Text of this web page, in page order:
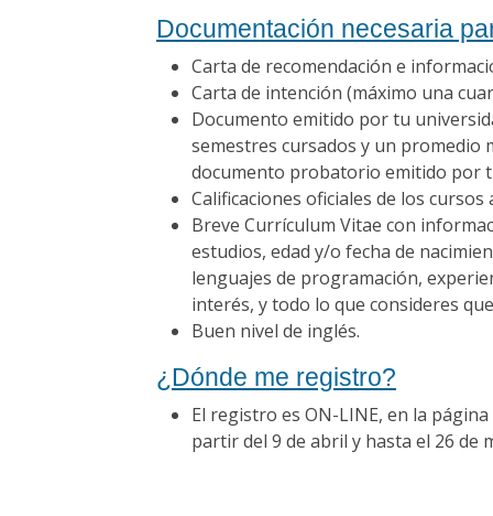
Documentación necesaria
Carta de recomendación e
Carta de intención (máximo una
Documento emitido por tu
semestres cursados y un promedio
documento probatorio emitido por
Calificaciones oficiales de los cursos
Breve Currículum Vitae con
estudios, edad y/o fecha de
lenguajes de programación,
interés, y todo lo que consideres
Buen nivel de inglés.
¿Dónde me registro?
El registro es ON-LINE, en la página
partir del 9 de abril y hasta el 26 de